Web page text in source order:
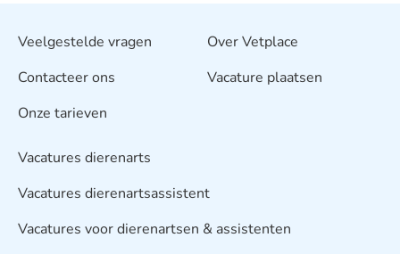
Veelgestelde vragen
Contacteer ons
Onze tarieven
Over Vetplace
Vacature plaatsen
Vacatures dierenarts
Vacatures dierenartsassistent
Vacatures voor dierenartsen & assistenten